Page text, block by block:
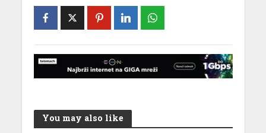
You may also like